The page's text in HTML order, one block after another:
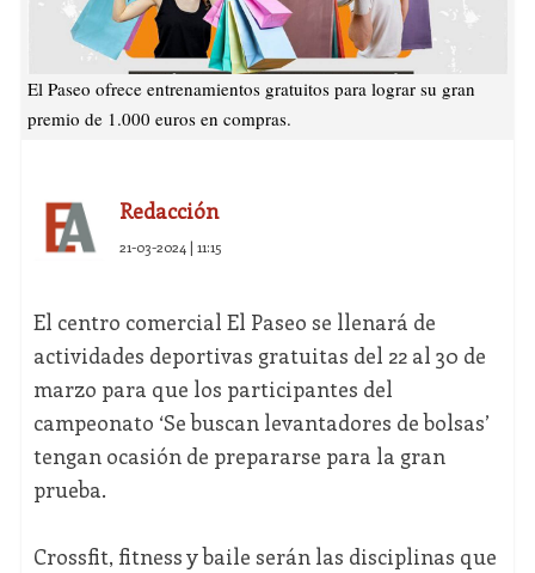
El Paseo ofrece entrenamientos gratuitos para lograr su gran
premio de 1.000 euros en compras.
Redacción
21-03-2024 | 11:15
El centro comercial El Paseo se llenará de
actividades deportivas gratuitas del 22 al 30 de
marzo para que los participantes del
campeonato ‘Se buscan levantadores de bolsas’
tengan ocasión de prepararse para la gran
prueba.
Crossfit, fitness y baile serán las disciplinas que